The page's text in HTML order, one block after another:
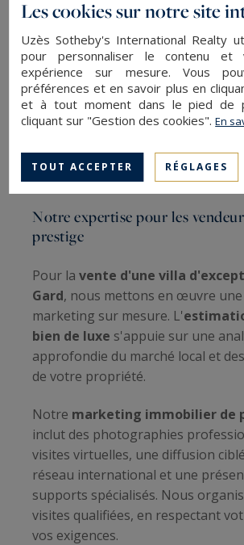
première prise de contact jusqu'à
l'acte authentique et au-delà.
Nosservices immobiliers
incluent une disponibilité adaptée
contraintes de notre clientèle, une
absolue et un réseau de
(notaires, architectes, artisans
faciliter toutes les démarches liées
Notre expertise pour les
prestige
Pour la vente d'une villa
Gard, nous mettons en œuvre
marketing sur mesure. L'
bien de luxe s'appuie sur une
approfondie du marché local et
de votre propriété.
Notre marketing immobilier de
inclut des photographies
visites virtuelles, une diffusion
réseau international et une
supports spécialisés. Nous
visites qualifiées, en respectant
vos exigences.
Les cookies sur notre site
Uzès Sotheby's International Realty
pour personnaliser le contenu et
expérience sur mesure. Vous
préférences et en savoir plus en
et à tout moment dans le pied de
cliquant sur "Gestion des cookies".En
TOUT ACCEPTER RÉGLAGES